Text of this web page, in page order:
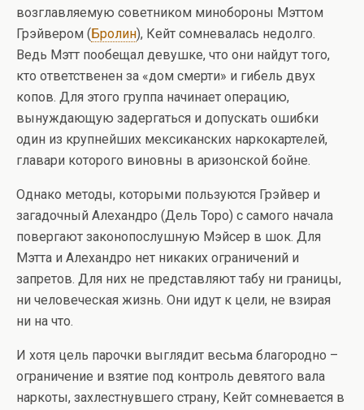
возглавляемую советником минобороны Мэттом
Грэйвером (Бролин), Кейт сомневалась недолго.
Ведь Мэтт пообещал девушке, что они найдут того,
кто ответственен за «дом смерти» и гибель двух
копов. Для этого группа начинает операцию,
вынуждающую задергаться и допускать ошибки
один из крупнейших мексиканских наркокартелей,
главари которого виновны в аризонской бойне.
Однако методы, которыми пользуются Грэйвер и
загадочный Алехандро (Дель Торо) с самого начала
повергают законопослушную Мэйсер в шок. Для
Мэтта и Алехандро нет никаких ограничений и
запретов. Для них не представляют табу ни границы,
ни человеческая жизнь. Они идут к цели, не взирая
ни на что.
И хотя цель парочки выглядит весьма благородно –
ограничение и взятие под контроль девятого вала
наркоты, захлестнувшего страну, Кейт сомневается в